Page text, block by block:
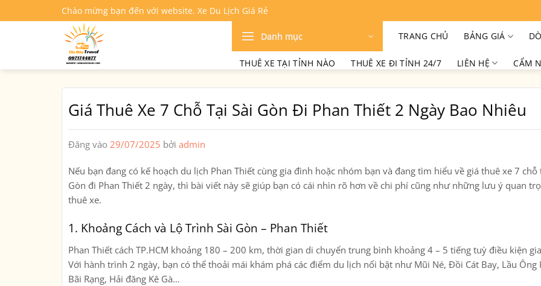
qua
Chào mừng bạn đến với website. Xe Du Lịch Giá Rẻ
Danh mục TRANG CHỦ BẢNG GIÁ
THUÊ XE TẠI TỈNH NÀO THUÊ XE ĐI TỈNH 24/7 LIÊN HỆ CẨM
Giá Thuê Xe 7 Chỗ Tại Sài Gòn Đi Phan Thiết 2 Ngày Bao Nhiêu
Đăng vào 29/07/2025 bởi admin
Nếu bạn đang có kế hoạch du lịch Phan Thiết cùng gia đình hoặc nhóm bạn và đang tìm hiểu về giá thuê xe 7 chỗ
Gòn đi Phan Thiết 2 ngày, thì bài viết này sẽ giúp bạn có cái nhìn rõ hơn về chi phí cũng như những lưu ý quan
thuê xe.
1. Khoảng Cách và Lộ Trình Sài Gòn – Phan Thiết
Phan Thiết cách TP.HCM khoảng 180 – 200 km, thời gian di chuyển trung bình khoảng 4 – 5 tiếng tuỳ điều kiện
Với hành trình 2 ngày, bạn có thể thoải mái khám phá các điểm du lịch nổi bật như Mũi Né, Đồi Cát Bay, Lầu Ông
Bãi Rạng, Hải đăng Kê Gà…